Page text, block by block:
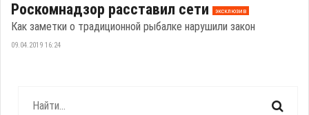
Роскомнадзор расставил сети эксклюзив
Как заметки о традиционной рыбалке нарушили закон
09.04.2019 16:24